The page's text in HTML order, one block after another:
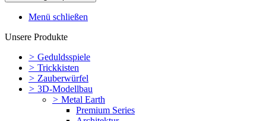
Menü schließen
Unsere Produkte
> Geduldsspiele
> Trickkisten
> Zauberwürfel
> 3D-Modellbau
> Metal Earth
Premium Series